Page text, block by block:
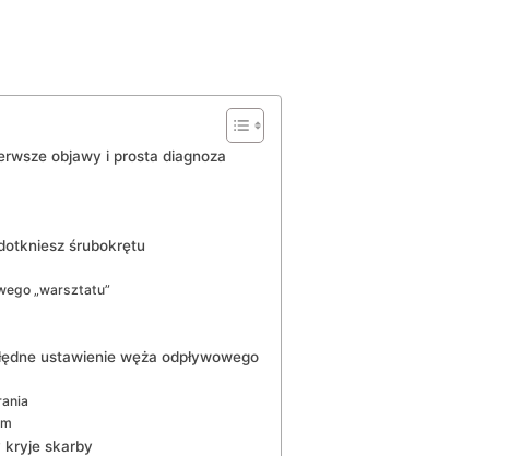
objawy i prosta diagnoza
śrubokrętu
„warsztatu”
ustawienie węża odpływowego
kryje skarby